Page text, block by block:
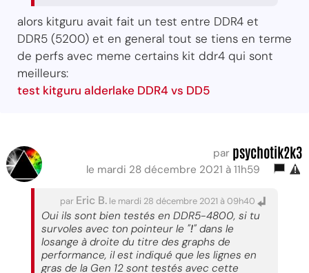
alors kitguru avait fait un test entre DDR4 et
DDR5 (5200) et en general tout se tiens en terme
de perfs avec meme certains kit ddr4 qui sont
meilleurs:
test kitguru alderlake DDR4 vs DD5
par psychotik2k3
le mardi 28 décembre 2021 à 11h59
par Eric B. le mardi 28 décembre 2021 à 09h40
Oui ils sont bien testés en DDR5-4800, si tu
survoles avec ton pointeur le "!" dans le
losange à droite du titre des graphs de
performance, il est indiqué que les lignes en
gras de la Gen 12 sont testés avec cette